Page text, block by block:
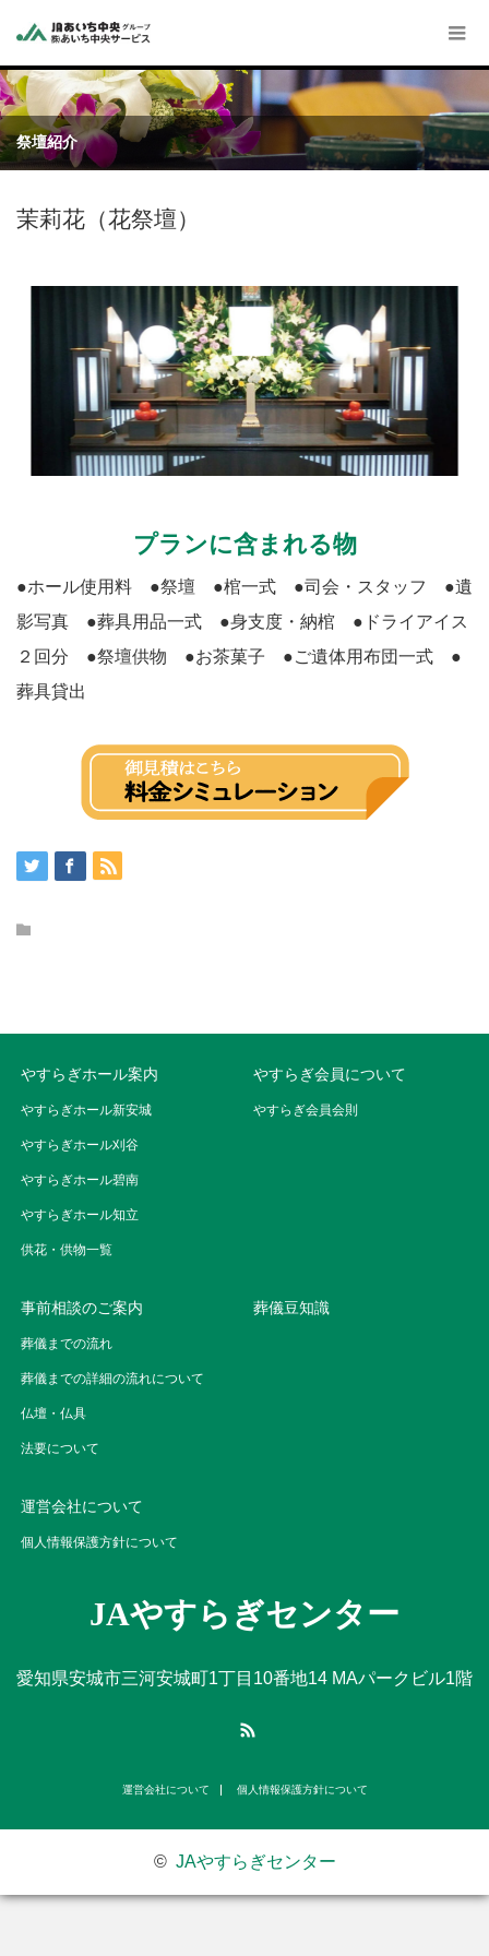
祭壇紹介
茉莉花（花祭壇）
プランに含まれる物
●ホール使用料 ●祭壇 ●棺一式 ●司会・スタッフ ●遺
影写真 ●葬具用品一式 ●身支度・納棺 ●ドライアイス
２回分 ●祭壇供物 ●お茶菓子 ●ご遺体用布団一式 ●
葬具貸出
やすらぎホール案内
やすらぎホール新安城
やすらぎホール刈谷
やすらぎホール碧南
やすらぎホール知立
供花・供物一覧
やすらぎ会員について
やすらぎ会員会則
事前相談のご案内
葬儀までの流れ
葬儀までの詳細の流れについて
仏壇・仏具
法要について
葬儀豆知識
運営会社について
個人情報保護方針について
JAやすらぎセンター
愛知県安城市三河安城町1丁目10番地14 MAパークビル1階
運営会社について 個人情報保護方針について
© JAやすらぎセンター